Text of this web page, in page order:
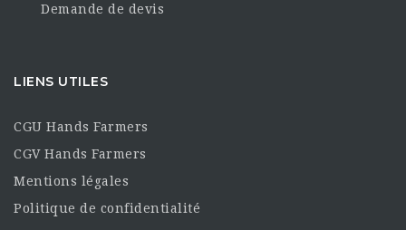
Demande de devis
LIENS UTILES
CGU Hands Farmers
CGV Hands Farmers
Mentions légales
Politique de confidentialité